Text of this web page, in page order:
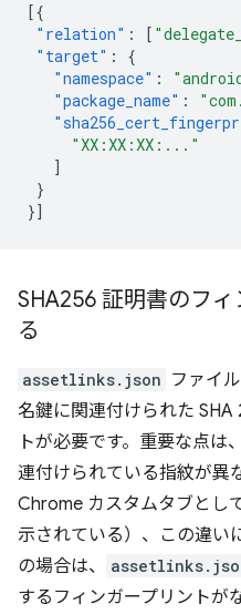
[{
"relation" : [
"target" :
{
"namespace" :
"package_name" :
"XX:XX:XX:..."
]
}
}]
SHA256 証明書のフ
る
assetlinks.json ファイ
名鍵に関連付けられた
トが必要です。重要な点は、
連付けられている指紋が異
Chrome カスタムタブとし
示されている）、この違い
の場合は、
するフィンガープリントが